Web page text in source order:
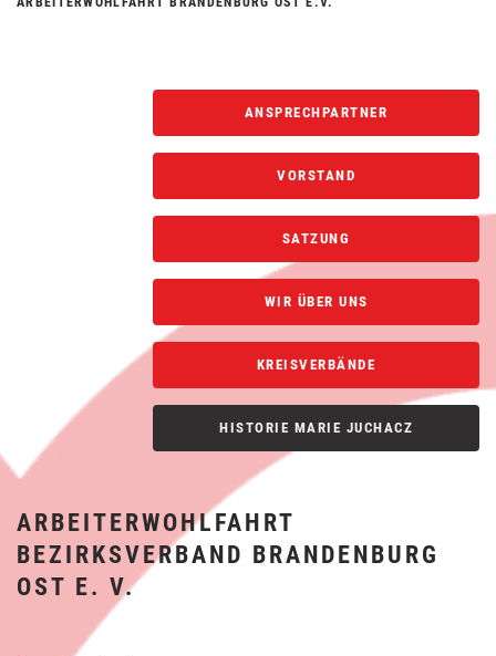
ANSPRECHPARTNER
VORSTAND
SATZUNG
WIR ÜBER UNS
KREISVERBÄNDE
HISTORIE MARIE JUCHACZ
ARBEITERWOHLFAHRT
BEZIRKSVERBAND BRANDENBURG
OST E. V.